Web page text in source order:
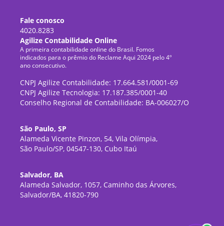
Fale conosco
4020.8283
Agilize Contabilidade Online
A primeira contabilidade online do Brasil. Fomos
indicados para o prêmio do Reclame Aqui 2024 pelo 4º
ano consecutivo.
CNPJ Agilize Contabilidade: 17.664.581/0001-69
CNPJ Agilize Tecnologia: 17.187.385/0001-40
Conselho Regional de Contabilidade: BA-006027/O
São Paulo, SP
Alameda Vicente Pinzon, 54, Vila Olímpia,
São Paulo/SP, 04547-130, Cubo Itaú
Salvador, BA
Alameda Salvador, 1057, Caminho das Árvores,
Salvador/BA, 41820-790